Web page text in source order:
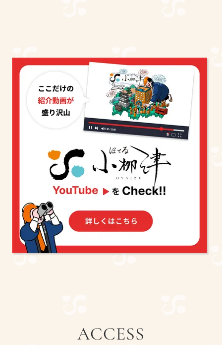
ACCESS